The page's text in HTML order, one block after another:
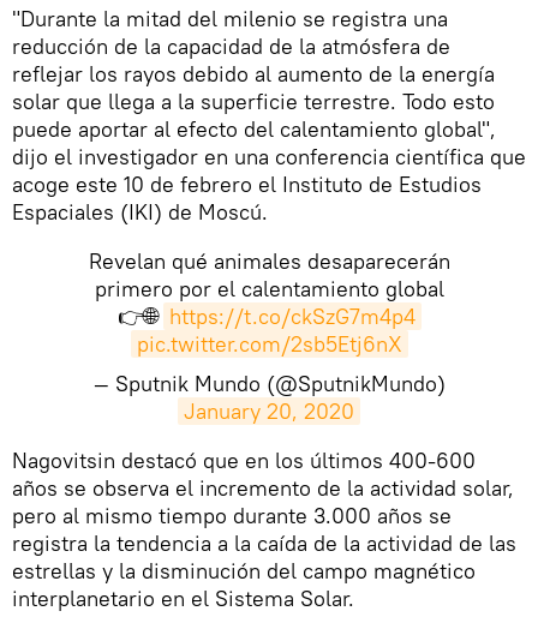
"Durante la mitad del milenio se registra una
reducción de la capacidad de la atmósfera de
reflejar los rayos debido al aumento de la energía
solar que llega a la superficie terrestre. Todo esto
puede aportar al efecto del calentamiento global",
dijo el investigador en una conferencia científica que
acoge este 10 de febrero el Instituto de Estudios
Espaciales (IKI) de Moscú.
Revelan qué animales desaparecerán
primero por el calentamiento global
👉🌐 https://t.co/ckSzG7m4p4
pic.twitter.com/2sb5Etj6nX
— Sputnik Mundo (@SputnikMundo)
January 20, 2020
​Nagovitsin destacó que en los últimos 400-600
años se observa el incremento de la actividad solar,
pero al mismo tiempo durante 3.000 años se
registra la tendencia a la caída de la actividad de las
estrellas y la disminución del campo magnético
interplanetario en el Sistema Solar.